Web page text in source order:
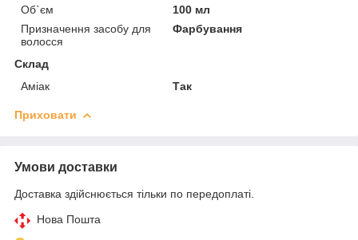
Об`єм
100 мл
Призначення засобу для
волосся
Фарбування
Склад
Аміак
Так
Приховати
Умови доставки
Доставка здійснюється тільки по передоплаті.
Нова Пошта